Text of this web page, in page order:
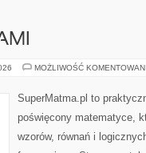
MOŻLIWOŚĆ
SuperMatma.pl to
poświęcony matematyce,
wzorów, równań i